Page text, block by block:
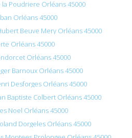
Poudriere Orléans 45000
Orléans 45000
Beuve Mery Orléans 45000
Orléans 45000
Orléans 45000
Barnoux Orléans 45000
Desforges Orléans 45000
Baptiste Colbert Orléans 45000
Noel Orléans 45000
Dorgeles Orléans 45000